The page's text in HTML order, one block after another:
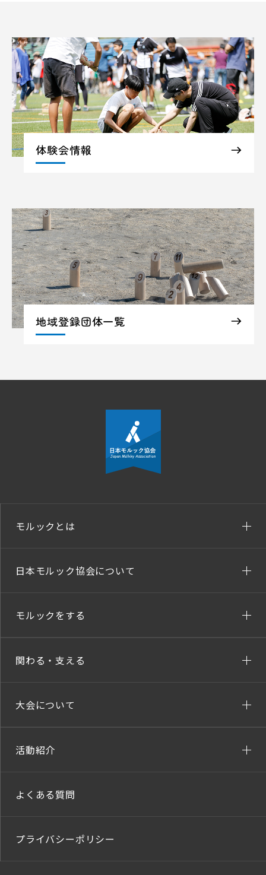
体験会情報
地域登録団体一覧
モルックとは
日本モルック協会について
モルックをする
関わる・支える
大会について
活動紹介
よくある質問
プライバシーポリシー